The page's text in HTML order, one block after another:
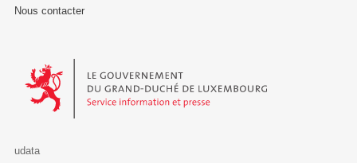
Nous contacter
Le Gouvernement du Grand-Duché de Luxembourg - Service
udata